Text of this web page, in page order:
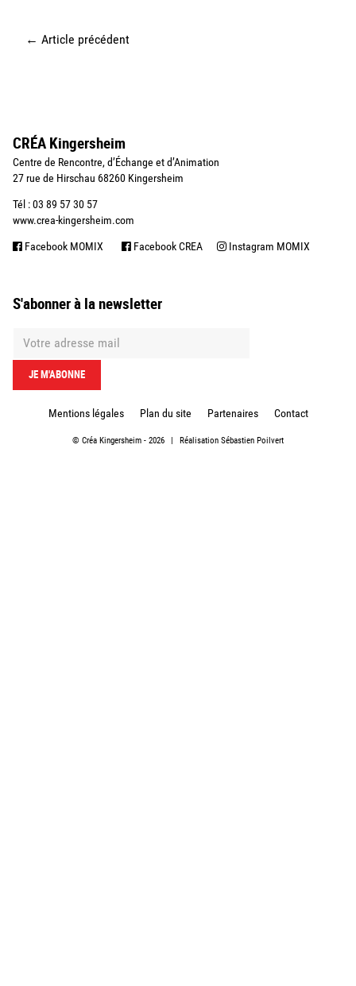
← Article précédent
CRÉA Kingersheim
Centre de Rencontre, d’Échange et d’Animation
27 rue de Hirschau 68260 Kingersheim
Tél : 03 89 57 30 57
www.crea-kingersheim.com
Facebook MOMIX Facebook CREA Instagram MOMIX
S'abonner à la newsletter
Mentions légales Plan du site Partenaires Contact
© Créa Kingersheim - 2026 | Réalisation Sébastien Poilvert